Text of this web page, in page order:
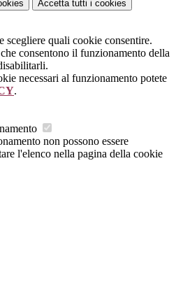
Accetta tutti i cookies
scegliere quali cookie consentire.
consentono il funzionamento della
necessari al funzionamento potete
.
non possono essere
l'elenco nella pagina della cookie